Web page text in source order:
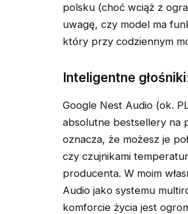
polsku (choć wciąż z
uwagę, czy model ma
który przy codziennym
Inteligentne
Google Nest Audio (ok.
absolutne bestsellery na
oznacza, że możesz je
czy czujnikami
producenta. W moim
Audio jako systemu
komforcie życia jest